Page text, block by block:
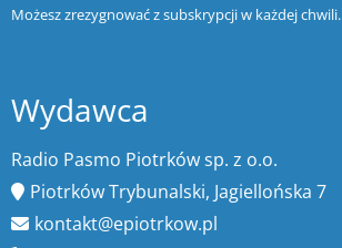
Możesz zrezygnować z subskrypcji w każdej chwili.
Wydawca
Radio Pasmo Piotrków sp. z o.o.
Piotrków Trybunalski, Jagiellońska 7
kontakt@epiotrkow.pl